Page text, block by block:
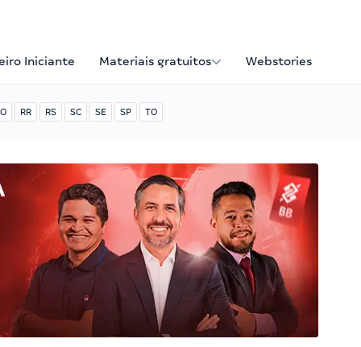
Iniciante Materiais gratuitos Webstories
RR RS SC SE SP TO